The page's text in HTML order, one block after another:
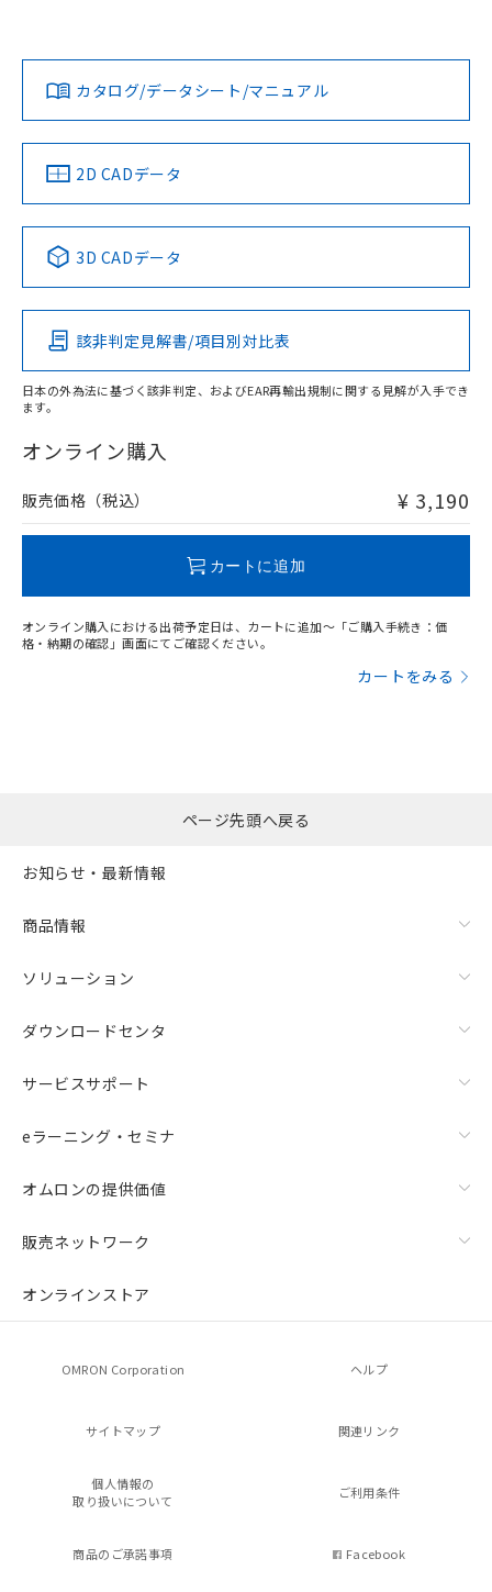
ダウンロードデータをご利用いただく前に、以下を必ずお読
みください。
ソフトウェアの使用条件
対応済み
中国 RoHS 注意事項・凡例
Pb Hg Cd Cr(VI)
O
在庫等で未対応品が混在する可能性があります。
問い合わせください。
カタログ/データシート/マニュアル
2D CADデータ
3D CADデータ
該非判定見解書/項目別対比表
日本の外為法に基づく該非判定、およびEAR再輸出規制に関する見解が入手でき
ます。
オンライン購入
販売価格（税込） ¥ 3,190
カートに追加
オンライン購入における出荷予定日は、カートに追加～「ご購入手続き：価
格・納期の確認」画面にてご確認ください。
カートをみる
ページ先頭へ戻る
お知らせ・最新情報
商品情報
ソリューション
ダウンロードセンタ
サービスサポート
eラーニング・セミナ
オムロンの提供価値
販売ネットワーク
オンラインストア
OMRON Corporation ヘルプ
サイトマップ 関連リンク
個人情報の
取り扱いについて
ご利用条件
商品のご承諾事項 Facebook